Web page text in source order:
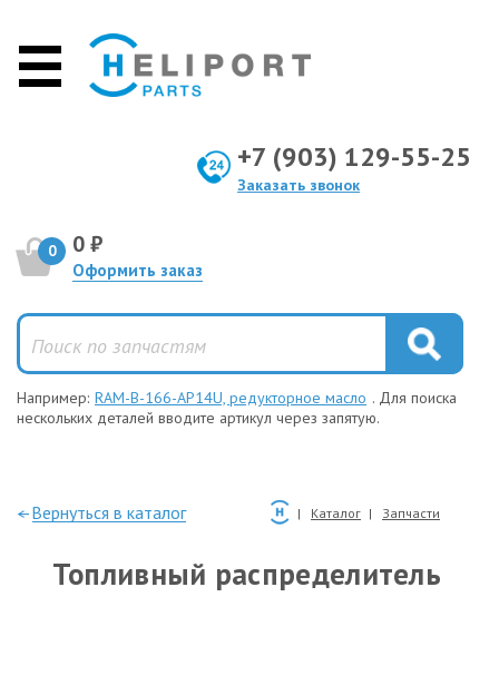
+7 (903) 129-55-25
Заказать звонок
0 0 ₽
Оформить заказ
Например: RAM-B-166-AP14U, редукторное масло . Для поиска
нескольких деталей вводите артикул через запятую.
—Вернуться в каталог Каталог Запчасти
Топливный распределитель